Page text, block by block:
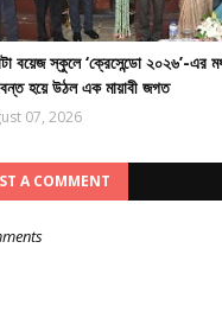
বয়েজ স্কুলে ‘ক্রেসেন্ডো ২০২৬’-এর
হয়ে উঠল এক মায়াবী জগত
07, 2026
A COMMENT